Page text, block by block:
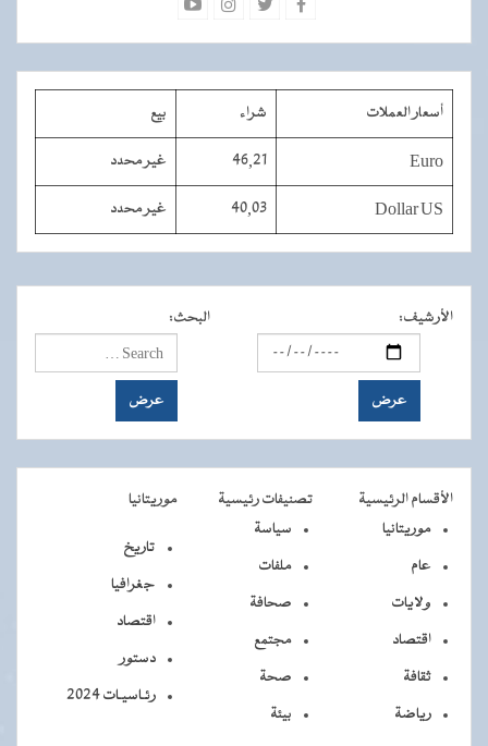
أسعار العملات شراء بيع
Euro
46,21 غير محدد
Dollar US
40,03 غير محدد
الأرشيف: البحث:
الأقسام الرئيسية تصنيفات رئيسية
موريتانيا
موريتانيا
عام
ولايات
اقتصاد
ثقافة
رياضة
سياسة
ملفات
صحافة
مجتمع
صحة
بيئة
تاريخ
جغرافيا
اقتصاد
دستور
رئـاسيـات 2024